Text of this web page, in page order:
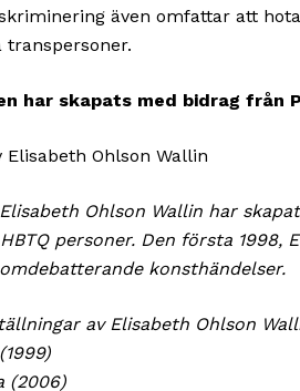
även omfattar att
har skapats med bidrag från
Ohlson Wallin har
personer. Den första 1998,
konsthändelser.
av Elisabeth Ohlson
(2006)